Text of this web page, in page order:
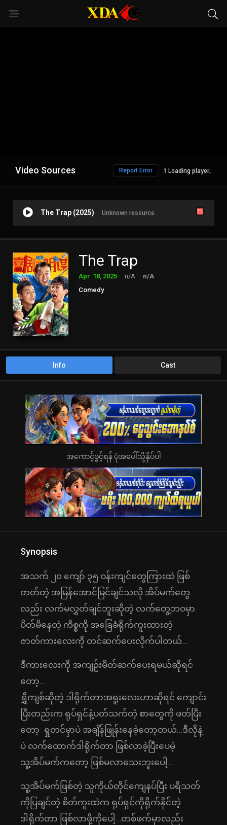
Video Sources Loading player..
Report Error
The Trap (2025) Unknown resource
The Trap
Apr. 18, 2025 n/A
n/A
Comedy
Info Cast
အကောင့်ဖွင့်ရန် ပုံအပေါ်သို့နှိပ်ပါ
Synopsis
အသက် ၂၀ ကျော် ၃၅ ဝန်းကျင်တွေကြားထဲ ဖြစ်
တတ်တဲ့ အမြန်အောင်မြင်ချင်သလို အိပ်မက်တွေ
လည်း လက်မလွှတ်ချင်ဘူးဆိုတဲ့ လက်တွေ့ဘဝမှာ
ပိတ်မိနေတဲ့ ကိစ္စကို အခြေခံရိုက်ကူးထားတဲ့
ဇာတ်ကားလေးကို တင်ဆက်ပေးလိုက်ပါတယ်…
ဒီကားလေးကို အကျဉ်းမိတ်ဆက်ပေးရမယ်ဆိုရင်
တော့…
ရွှီကျစ်ဆိုတဲ့ ဒါရိုက်တာအရူးလေးဟာဆိုရင် ကျောင်း
ပြီးတည်းက ရုပ်ရှင်နဲ့ပတ်သက်တဲ့ စာတွေကို ဖတ်ပြီး
တော့ ရှုတင်မှာပဲ အချိန်ဖြုန်းနေခဲ့တော့တယ်…ဒီလိုနဲ့
ပဲ လက်ထောက်ဒါရိုက်တာ ဖြစ်လာခဲ့ပြီးပေမဲ့
သူ့အိပ်မက်ကတော့ ဖြစ်မလာသေးဘူးပေါ့…
သူ့အိပ်မက်ဖြစ်တဲ့ သူကိုယ်တိုင်ကျေနပ်ပြီး ပရိသတ်
ကိုပြချင်တဲ့ စိတ်ကူးထဲက ရုပ်ရှင်ကိုရိုက်နိုင်တဲ့
ဒါရိုက်တာ ဖြစ်လာဖို့ကိုပေါ့…တစ်ဖက်မှာလည်း